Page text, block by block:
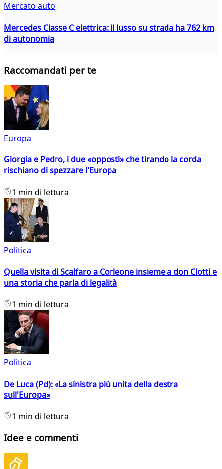
Mercato auto
Mercedes Classe C elettrica: il lusso su strada ha 762 km
di autonomia
Raccomandati per te
Europa
Giorgia e Pedro, i due «opposti» che tirando la corda
rischiano di spezzare l'Europa
1 min di lettura
Politica
Quella visita di Scalfaro a Corleone insieme a don Ciotti e
una storia che parla di legalità
1 min di lettura
Politica
De Luca (Pd): «La sinistra più unita della destra
sull'Europa»
1 min di lettura
Idee e commenti